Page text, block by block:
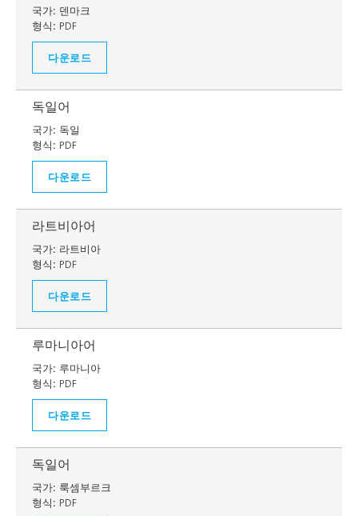
국가: 덴마크
형식: PDF
다운로드
독일어
국가: 독일
형식: PDF
다운로드
라트비아어
국가: 라트비아
형식: PDF
다운로드
루마니아어
국가: 루마니아
형식: PDF
다운로드
독일어
국가: 룩셈부르크
형식: PDF